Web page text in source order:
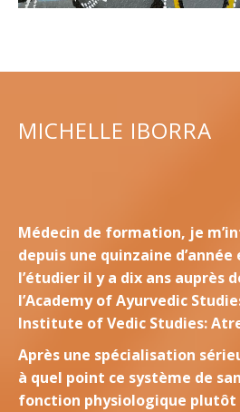
MICHELLE IBORRA
Médecin de formation, je
depuis une quinzaine
l’étudier il y a dix ans auprès
l’Academy of Ayurvedic
Institute of Vedic Studies:
Après une spécialisation
à quel point ce système de
fonction physiologique plutôt